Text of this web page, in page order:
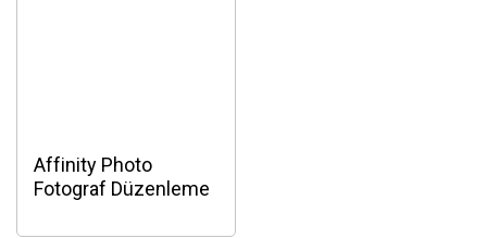
Affinity Photo
Fotograf Düzenleme